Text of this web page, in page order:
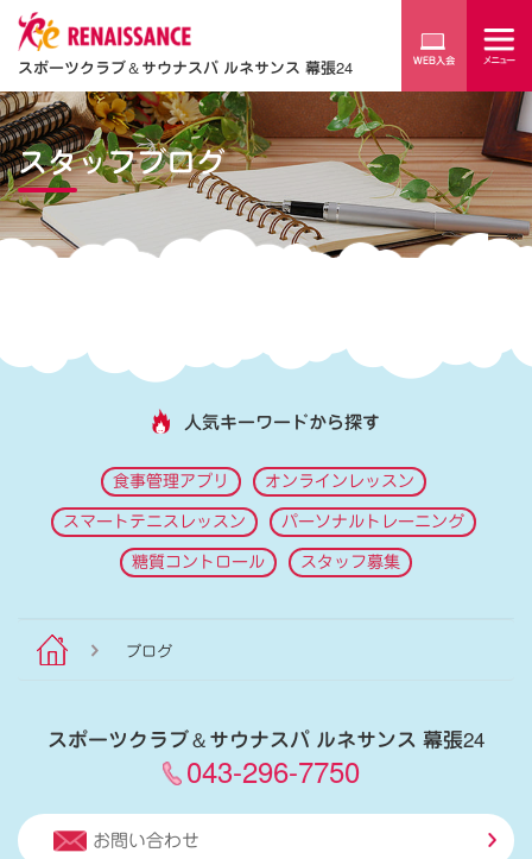
スポーツクラブ＆サウナスパ ルネサンス 幕張24
スタッフブログ
人気キーワードから探す
食事管理アプリ オンラインレッスン
スマートテニスレッスン パーソナルトレーニング
糖質コントロール スタッフ募集
ブログ
スポーツクラブ＆サウナスパ ルネサンス 幕張24
043-296-7750
お問い合わせ